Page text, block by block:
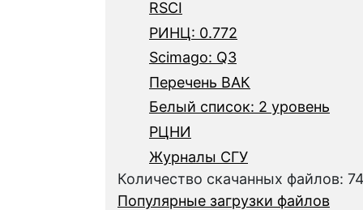
RSCI
РИНЦ: 0.772
Scimago: Q3
Перечень ВАК
Белый список: 2 уровень
РЦНИ
Журналы СГУ
Количество скачанных файлов:
Популярные загрузки файлов